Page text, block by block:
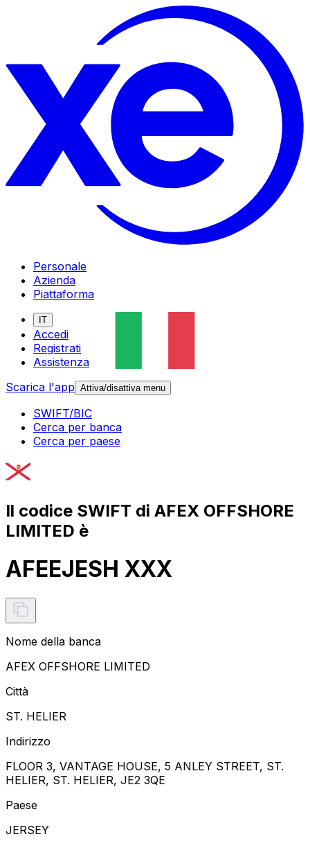
Personale
Azienda
Piattaforma
IT
Accedi
Registrati
Assistenza
Scarica l'app Attiva/disattiva menu
SWIFT/BIC
Cerca per banca
Cerca per paese
Il codice SWIFT di AFEX OFFSHORE
LIMITED è
AFEEJESH XXX
Nome della banca
AFEX OFFSHORE LIMITED
Città
ST. HELIER
Indirizzo
FLOOR 3, VANTAGE HOUSE, 5 ANLEY STREET, ST.
HELIER, ST. HELIER, JE2 3QE
Paese
JERSEY